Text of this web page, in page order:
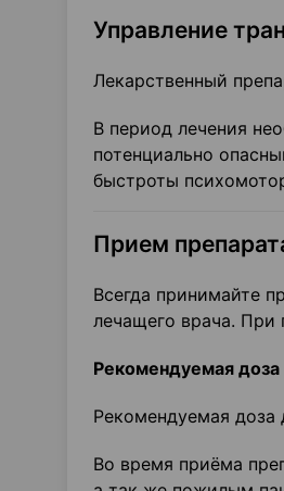
Управление
Лекарственный
В период лечения
потенциально
быстроты
Прием
Всегда принимайте
лечащего врача. При
Рекомендуемая доза
Рекомендуемая доза
Во время приёма